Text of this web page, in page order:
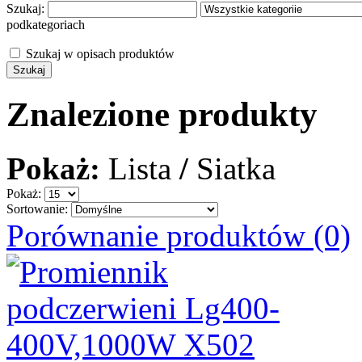
Szukaj:
podkategoriach
Szukaj w opisach produktów
Znalezione produkty
Pokaż: Lista / Siatka
Pokaż:
Sortowanie:
Porównanie produktów (0)